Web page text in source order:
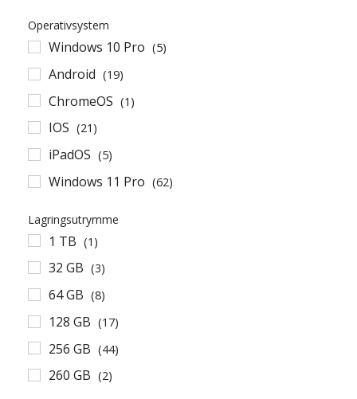
Operativsystem
Windows 10 Pro (5)
Android (19)
ChromeOS (1)
IOS (21)
iPadOS (5)
Windows 11 Pro (62)
Lagringsutrymme
1 TB (1)
32 GB (3)
64 GB (8)
128 GB (17)
256 GB (44)
260 GB (2)